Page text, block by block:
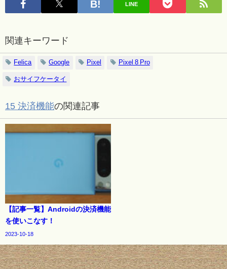
LINE
関連キーワード
Felica Google Pixel Pixel 8 Pro
おサイフケータイ
15 決済機能の関連記事
【記事一覧】Androidの決済機能
を使いこなす！
2023-10-18